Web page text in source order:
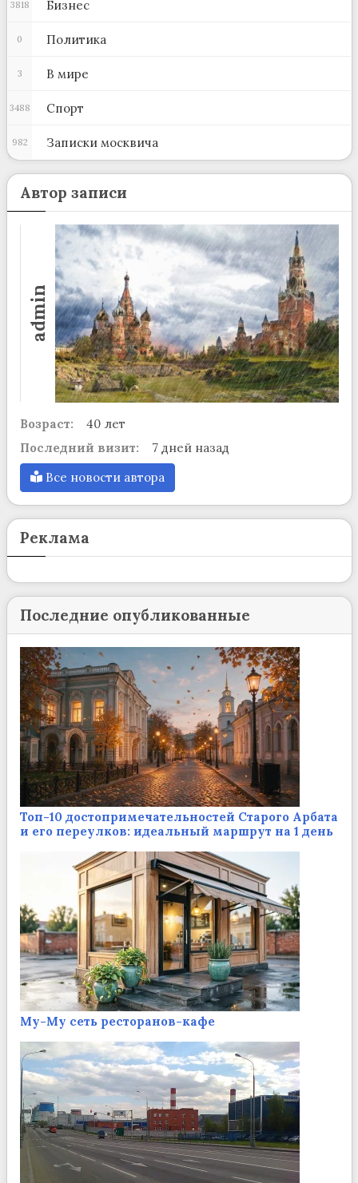
Бизнес
3818
Политика
0
В мире
3
Спорт
3488
Записки москвича
982
Автор записи
admin
Возраст:
40 лет
Последний визит:
7 дней назад
Все новости автора
Реклама
Последние опубликованные
Топ-10 достопримечательностей Старого Арбата
и его переулков: идеальный маршрут на 1 день
Му-Му сеть ресторанов-кафе